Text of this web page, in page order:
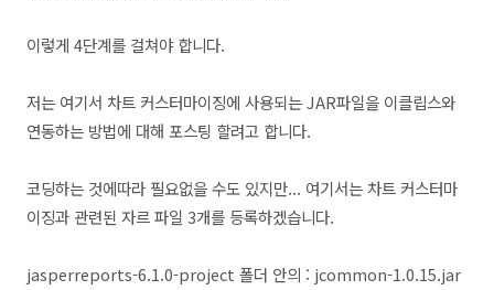
이렇게 4단계를 걸쳐야 합니다.
저는 여기서 차트 커스터마이징에 사용되는 JAR파일을 이클립스와
연동하는 방법에 대해 포스팅 할려고 합니다.
코딩하는 것에따라 필요없을 수도 있지만... 여기서는 차트 커스터마
이징과 관련된 자르 파일 3개를 등록하겠습니다.
jasperreports-6.1.0-project 폴더 안의 : jcommon-1.0.15.jar